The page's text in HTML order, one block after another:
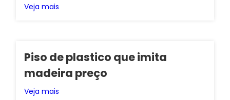
Veja mais
Piso de plastico que imita
madeira preço
Veja mais